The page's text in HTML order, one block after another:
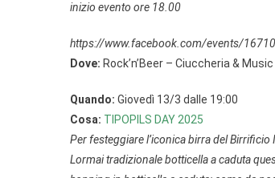
inizio evento ore 18.00
https://www.facebook.com/events/
Dove: Rock’n’Beer – Ciuccheria &
Quando: Giovedì 13/3 dalle 19:00
Cosa: TIPOPILS DAY 2025
Per festeggiare l’iconica birra del
Lormai tradizionale botticella a caduta